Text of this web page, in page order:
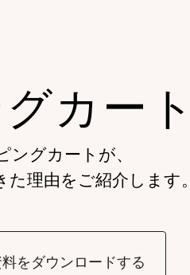
カート
ングカートが、
た理由をご紹介します。
料をダウンロードする